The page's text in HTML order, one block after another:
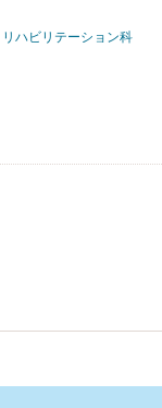
リハビリテーション科